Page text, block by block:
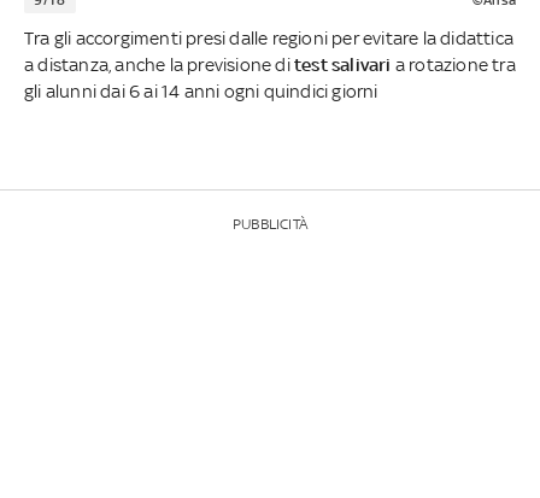
Tra gli accorgimenti presi dalle regioni per evitare la didattica
a distanza, anche la previsione ditest salivari a rotazione tra
gli alunni dai 6 ai 14 anni ogni quindici giorni
PUBBLICITÀ